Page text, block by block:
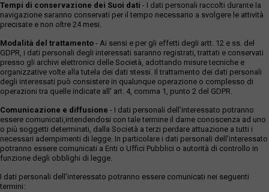
Tempi di conservazione dei Suoi dati - I dati personali raccolti durante la
navigazione saranno conservati per il tempo necessario a svolgere le attività
precisate e non oltre 24 mesi.
Modalità del trattamento - Ai sensi e per gli effetti degli artt. 12 e ss. del
GDPR, i dati personali degli interessati saranno registrati, trattati e conservati
presso gli archivi elettronici delle Società, adottando misure tecniche e
organizzative volte alla tutela dei dati stessi. Il trattamento dei dati personali
degli interessati può consistere in qualunque operazione o complesso di
operazioni tra quelle indicate all' art. 4, comma 1, punto 2 del GDPR.
Comunicazione e diffusione - I dati personali dell’interessato potranno
essere comunicati,intendendosi con tale termine il darne conoscenza ad uno
o più soggetti determinati, dalla Società a terzi perdare attuazione a tutti i
necessari adempimenti di legge. In particolare i dati personali dell’interessato
potranno essere comunicati a Enti o Uffici Pubblici o autorità di controllo in
funzione degli obblighi di legge.
I dati personali dell’interessato potranno essere comunicati nei seguenti
termini: